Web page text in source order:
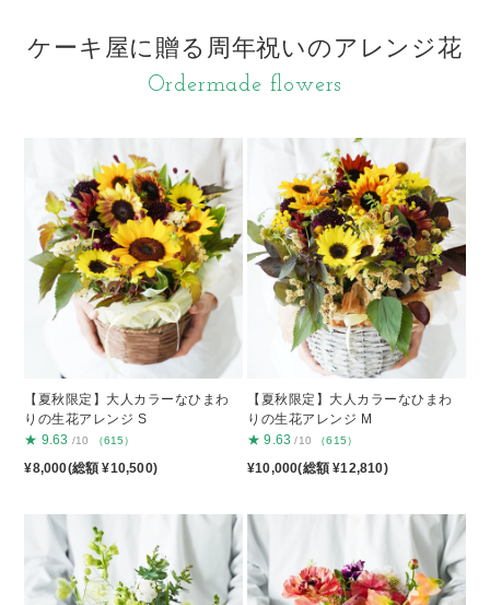
ケーキ屋に贈る周年祝いのアレンジ花
Ordermade flowers
【夏秋限定】大人カラーなひまわ
りの生花アレンジ S
★ 9.63 /10 （615）
¥8,000(総額 ¥10,500)
【夏秋限定】大人カラーなひまわ
りの生花アレンジ M
★ 9.63 /10 （615）
¥10,000(総額 ¥12,810)